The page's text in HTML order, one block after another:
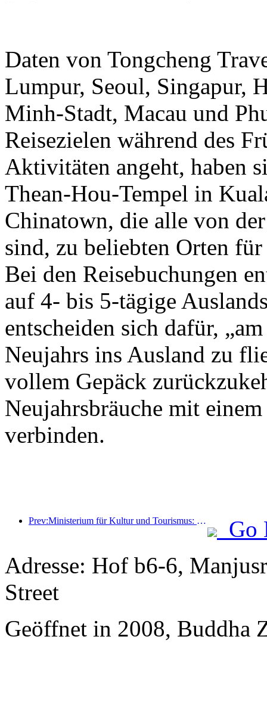
Daten von Tongcheng
Lumpur, Seoul, Singapur,
Minh-Stadt, Macau und
Reisezielen während des
Aktivitäten angeht, haben
Thean-Hou-Tempel in
Chinatown, die alle von
sind, zu beliebten Orten
Bei den Reisebuchungen
auf 4- bis 5-tägige
entscheiden sich dafür,
Neujahrs ins Ausland zu
vollem Gepäck
Neujahrsbräuche mit
verbinden.
Prev:Ministerium für Kultur und Tourismus: Start von 22 thematischen Aktivitäten in 7 großen Bereichen
Go
Adresse: Hof b6-6,
Street
Geöffnet in 2008, Buddha